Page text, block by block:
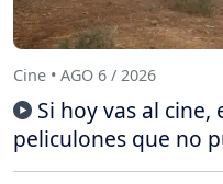
Cine • AGO 6 / 2026
Si hoy vas al cine,
peliculones que no